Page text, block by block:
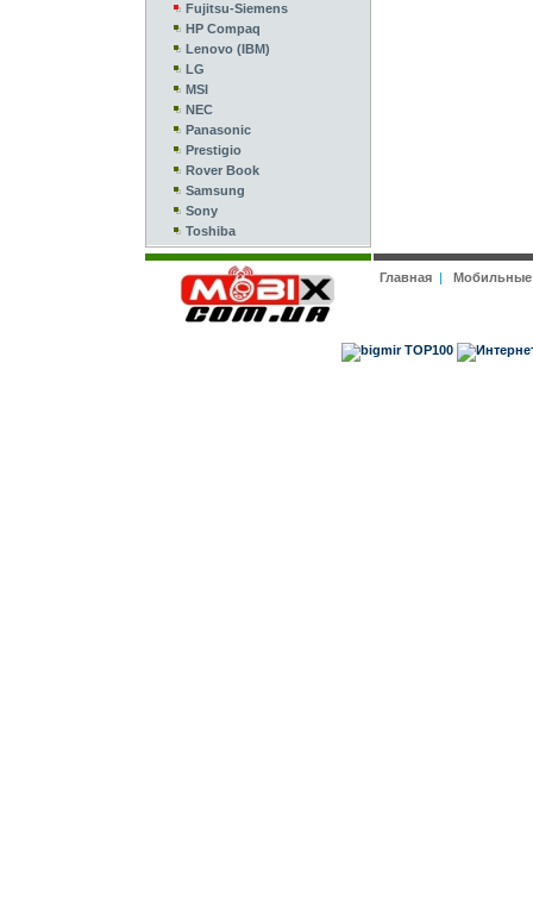
Fujitsu-Siemens
HP Compaq
Lenovo (IBM)
LG
MSI
NEC
Panasonic
Prestigio
Rover Book
Samsung
Sony
Toshiba
Главная|